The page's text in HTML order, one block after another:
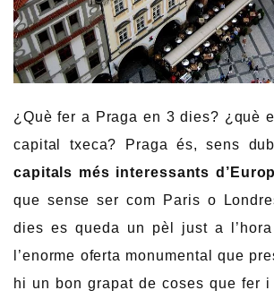
¿Què fer a Praga en 3 dies? ¿què
capital txeca? Praga és, sens
capitals més interessants
que sense ser com Paris o
dies es queda un pèl just a
l’enorme oferta monumental que
hi un bon grapat de coses que fer